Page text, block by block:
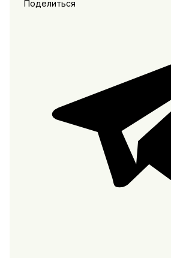
Поделиться